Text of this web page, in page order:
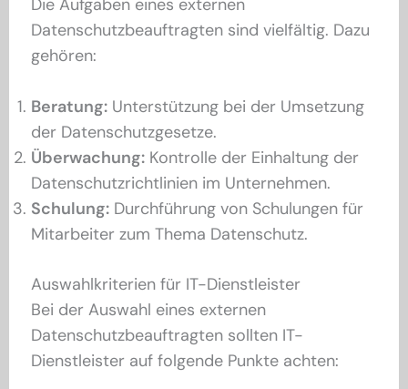
Datenschutzbeauftragten sind vielfältig. Dazu
gehören:
Beratung:Unterstützung bei der Umsetzung
der Datenschutzgesetze.
Überwachung:Kontrolle der Einhaltung der
Datenschutzrichtlinien im Unternehmen.
Schulung:Durchführung von Schulungen für
Mitarbeiter zum Thema Datenschutz.
Auswahlkriterien für IT-Dienstleister
Bei der Auswahl eines externen
Datenschutzbeauftragten sollten IT-
Dienstleister auf folgende Punkte achten: